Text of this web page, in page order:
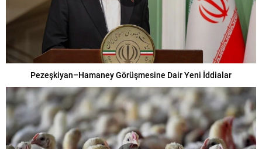
Pezeşkiyan–Hamaney Görüşmesine Dair Yeni İddialar